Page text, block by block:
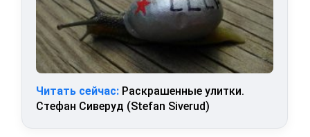
Читать сейчас: Раскрашенные улитки.
Стефан Сиверуд (Stefan Siverud)